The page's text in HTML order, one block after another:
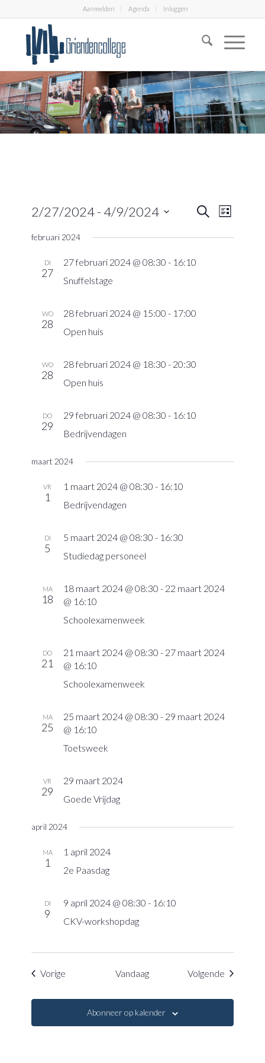
Aanmelden Agenda Inloggen
Zoeken
Lijst
2/27/2024 - 4/9/2024
een
datum.
februari 2024
DI
27
27 februari 2024 @ 08:30 - 16:10
Snuffelstage
WO
28
28 februari 2024 @ 15:00 - 17:00
Open huis
WO
28
28 februari 2024 @ 18:30 - 20:30
Open huis
DO
29
29 februari 2024 @ 08:30 - 16:10
Bedrijvendagen
maart 2024
VR
1
1 maart 2024 @ 08:30 - 16:10
Bedrijvendagen
DI
5
5 maart 2024 @ 08:30 - 16:30
Studiedag personeel
MA
18
18 maart 2024 @ 08:30 - 22 maart 2024
@ 16:10
Schoolexamenweek
DO
21
21 maart 2024 @ 08:30 - 27 maart 2024
@ 16:10
Schoolexamenweek
MA
25
25 maart 2024 @ 08:30 - 29 maart 2024
@ 16:10
Toetsweek
VR
29
29 maart 2024
Goede Vrijdag
april 2024
MA
1
1 april 2024
2e Paasdag
DI
9
9 april 2024 @ 08:30 - 16:10
CKV-workshopdag
Vorige EvenementenVandaag Volgende
Abonneer op kalender